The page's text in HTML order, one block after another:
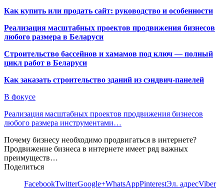
Как купить или продать сайт: руководство и особенности
Реализация масштабных проектов продвижения бизнесов
любого размера в Беларуси
Строительство бассейнов и хамамов под ключ — полный
цикл работ в Беларуси
Как заказать строительство зданий из сэндвич-панелей
В фокусе
Реализация масштабных проектов продвижения бизнесов
любого размера инструментами…
Почему бизнесу необходимо продвигаться в интернете?
Продвижение бизнеса в интернете имеет ряд важных
преимуществ…
Поделиться
FacebookTwitterGoogle+WhatsAppPinterestЭл. адресViber